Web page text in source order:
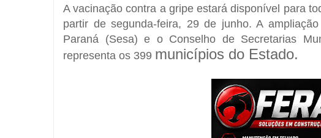
A vacinação contra a gripe estará disponível para
partir de segunda-feira, 29 de junho. A
Paraná (Sesa) e o Conselho de Secretarias
representa os 399 municípios do Estado.